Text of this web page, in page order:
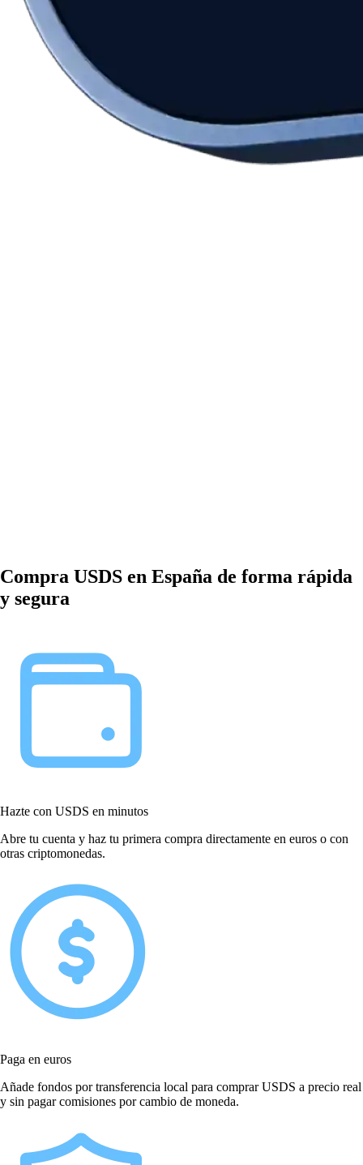
Compra USDS en España de forma rápida
y segura
Hazte con USDS en minutos
Abre tu cuenta y haz tu primera compra directamente en euros o con
otras criptomonedas.
Paga en euros
Añade fondos por transferencia local para comprar USDS a precio real
y sin pagar comisiones por cambio de moneda.